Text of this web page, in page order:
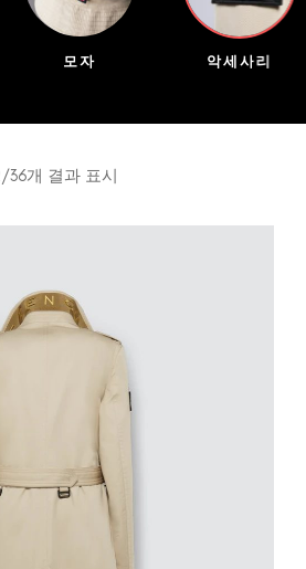
모자 악세사리
36개 결과 표시